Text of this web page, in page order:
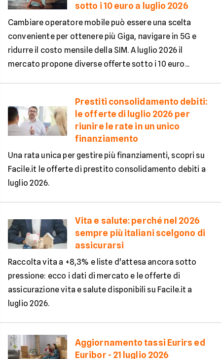
sotto i 10 euro a luglio 2026
Cambiare operatore mobile può essere una scelta
conveniente per ottenere più Giga, navigare in 5G e
ridurre il costo mensile della SIM. A luglio 2026 il
mercato propone diverse offerte sotto i 10 euro...
Prestiti consolidamento debiti:
le offerte di luglio 2026 per
riunire le rate in un unico
finanziamento
Una rata unica per gestire più finanziamenti, scopri su
Facile.it le offerte di prestito consolidamento debiti a
luglio 2026.
Vita e salute: perché nel 2026
sempre più italiani scelgono di
assicurarsi
Raccolta vita a +8,3% e liste d'attesa ancora sotto
pressione: ecco i dati di mercato e le offerte di
assicurazione vita e salute disponibili su Facile.it a
luglio 2026.
Aggiornamento tassi Eurirs ed
Euribor - 21 luglio 2026